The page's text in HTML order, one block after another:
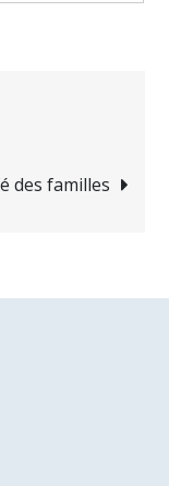
des familles